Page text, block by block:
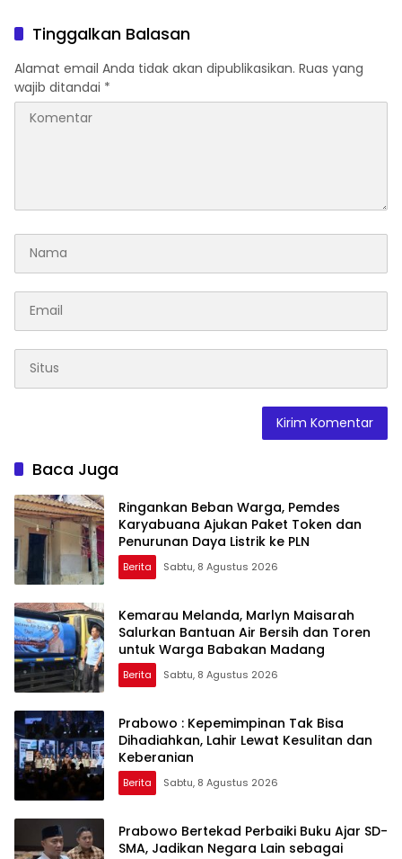
Gunakan Akal Sehat
Tinggalkan Balasan
Alamat email Anda tidak akan dipublikasikan. Ruas yang
wajib ditandai *
Baca Juga
Ringankan Beban Warga, Pemdes
Karyabuana Ajukan Paket Token dan
Penurunan Daya Listrik ke PLN
Berita Sabtu, 8 Agustus 2026
Kemarau Melanda, Marlyn Maisarah
Salurkan Bantuan Air Bersih dan Toren
untuk Warga Babakan Madang
Berita Sabtu, 8 Agustus 2026
Prabowo : Kepemimpinan Tak Bisa
Dihadiahkan, Lahir Lewat Kesulitan dan
Keberanian
Berita Sabtu, 8 Agustus 2026
Prabowo Bertekad Perbaiki Buku Ajar SD-
SMA, Jadikan Negara Lain sebagai